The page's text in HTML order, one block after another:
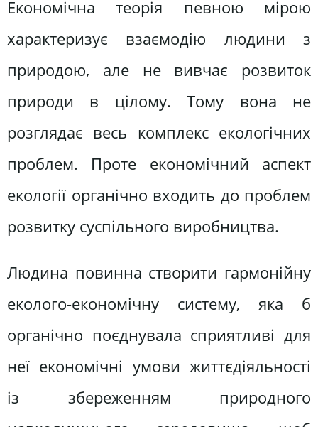
Економічна теорія певною мірою
характеризує взаємодію людини з
природою, але не вивчає розвиток
природи в цілому. Тому вона не
розглядає весь комплекс екологічних
проблем. Проте економічний аспект
екології органічно входить до проблем
розвитку суспільного виробництва.
Людина повинна створити гармонійну
еколого-економічну систему, яка б
органічно поєднувала сприятливі для
неї економічні умови життєдіяльності
із збереженням природного